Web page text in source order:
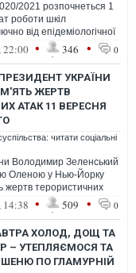
2021 розпочнеться 1
роботи шкіл
від епідеміологічної
22:00 • 346 • 0
УКРАЇНИ
ЖЕРТВ
АТАК 11 ВЕРЕСНЯ
читати соціальні
Володимир Зеленський
Оленою у Нью-Йорку
жертв терористичних
року.
14:38 • 509 • 0
ХОЛОД, ДОЩ ТА
– УТЕПЛЯЄМОСЯ ТА
ПО ГЛАМУРНІЙ